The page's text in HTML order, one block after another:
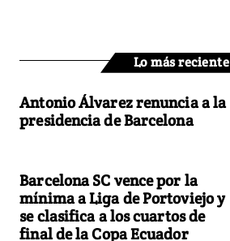
Lo más reciente
Antonio Álvarez renuncia a la
presidencia de Barcelona
Barcelona SC vence por la
mínima a Liga de Portoviejo y
se clasifica a los cuartos de
final de la Copa Ecuador